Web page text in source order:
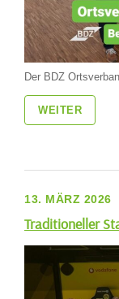
Der BDZ
WEITER
13. MÄRZ 2026
Traditioneller